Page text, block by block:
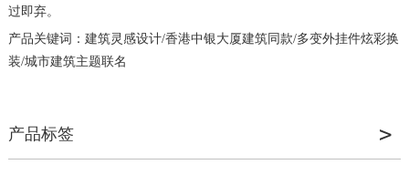
过即弃。
产品关键词：建筑灵感设计/香港中银大厦建筑同款/多变外挂件炫彩换
装/城市建筑主题联名
产品标签